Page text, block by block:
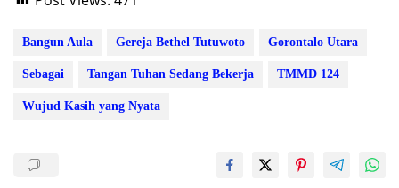
Bangun Aula Gereja Bethel Tutuwoto Gorontalo Utara
Sebagai Tangan Tuhan Sedang Bekerja TMMD 124
Wujud Kasih yang Nyata